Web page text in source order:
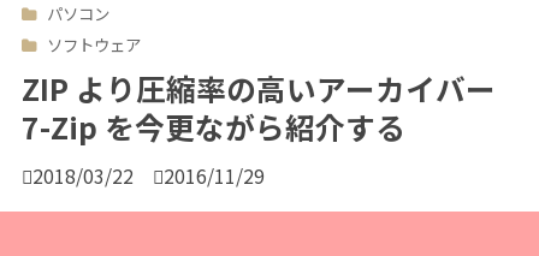
パソコン
ソフトウェア
ZIP より圧縮率の高いアーカイバー
7-Zip を今更ながら紹介する
2018/03/22 2016/11/29